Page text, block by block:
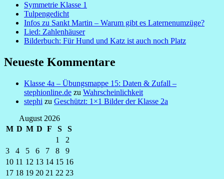
Symmetrie Klasse 1
Tulpengedicht
Infos zu Sankt Martin – Warum gibt es Laternenumzüge?
Lied: Zahlenhäuser
Bilderbuch: Für Hund und Katz ist auch noch Platz
Neueste Kommentare
Klasse 4a – Übungsmappe 15: Daten & Zufall –
stephionline.de zu Wahrscheinlichkeit
stephi zu Geschützt: 1×1 Bilder der Klasse 2a
August 2026
M D M D F S
S
1
2
3
4 5 6 7 8
9
10 11 12 13 14 15 16
17 18 19 20 21 22 23